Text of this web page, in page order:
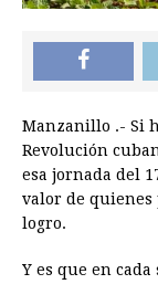
Manzanillo .- Si
Revolución
esa jornada del
valor de quienes
logro.
Y es que en